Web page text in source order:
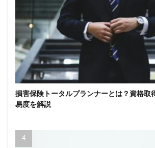
損害保険トータルプランナーとは？資格取
易度を解説